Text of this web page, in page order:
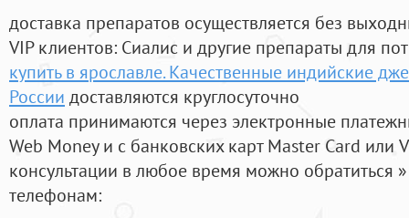
доставка препаратов осуществляется без
VIP клиентов: Сиалис и другие препараты для
купить в ярославле. Качественные индийские
России доставляются круглосуточно
оплата принимаются через электронные
Web Money и с банковских карт Master Card или
консультации в любое время можно обратиться
телефонам: